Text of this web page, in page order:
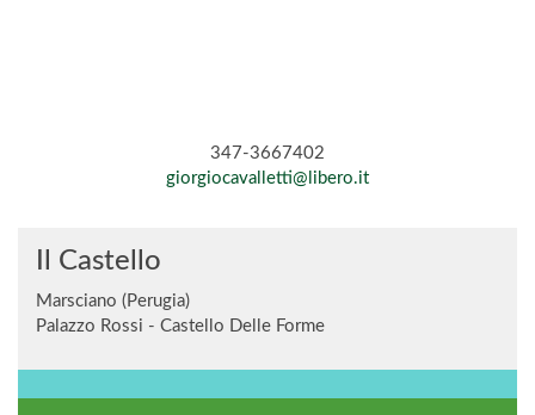
347-3667402
giorgiocavalletti@libero.it
Il Castello
Marsciano (Perugia)
Palazzo Rossi - Castello Delle Forme